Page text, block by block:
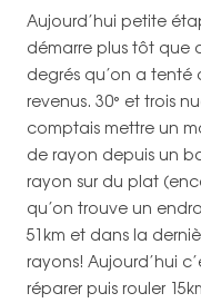
Aujourd’hui petite
démarre plus tôt que
degrés qu’on a tenté
revenus. 30° et trois
comptais mettre un
de rayon depuis un
rayon sur du plat
qu’on trouve un
51km et dans la
rayons! Aujourd’hui
réparer puis rouler